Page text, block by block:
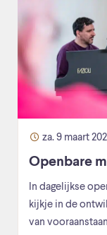
za. 9 maart
Openbare
In dagelijkse
kijkje in de
van